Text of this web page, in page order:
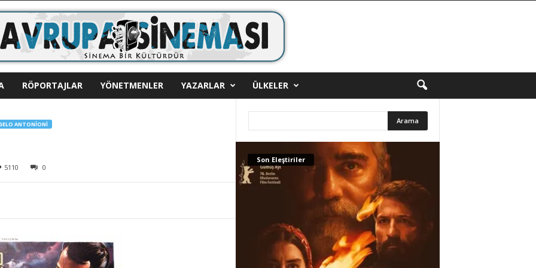
RÖPORTAJLAR YÖNETMENLER YAZARLAR ÜLKELER
ANTONIONI
5110 0
Son Eleştiriler